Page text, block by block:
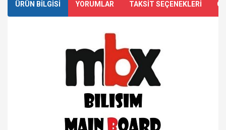
ÜRÜN BİLGİSİ YORUMLAR TAKSİT SEÇENEKLERİ